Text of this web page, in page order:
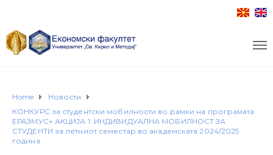
Home
Новости
КОНКУРС за студентски мобилности во рамки на програмата
ЕРАЗМУС+ АКЦИЈА 1: ИНДИВИДУАЛНА МОБИЛНОСТ ЗА
СТУДЕНТИ за летниот семестар во академската 2024/2025
година